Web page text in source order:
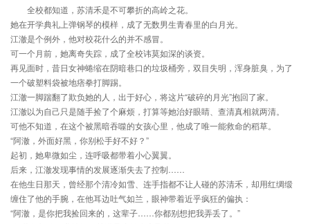
全校都知道，苏清禾是不可攀折的高岭之花。
她在开学典礼上弹钢琴的模样，成了无数男生青春里的白月光。
江澈是个例外，他对校花什么的并不感冒。
可一个月前，她离奇失踪，成了全校讳莫如深的谈资。
再见面时，昔日女神蜷缩在阴暗巷口的垃圾桶旁，双目失明，浑身脏臭，为了
一个破塑料袋被地痞拳打脚踢。
江澈一脚踹翻了欺负她的人，出于好心，将这片“破碎的月光”抱回了家。
江澈以为自己只是随手捡了个麻烦，打算等她治好眼睛、查清真相就两清。
可他不知道，在这个被黑暗吞噬的女孩心里，他成了唯一能救命的稻草。
“阿澈，外面好黑，你别松手好不好？”
起初，她卑微如尘，连呼吸都带着小心翼翼。
后来，江澈发现事情的发展逐渐失去了控制……
在他生日那天，曾经那个清冷如雪、连手指都不让人碰的苏清禾，却用红绸缎
缠住了他的手腕，在他耳边吐气如兰，眼神带着近乎疯狂的偏执：
“阿澈，是你把我捡回来的，这辈子……你都别想把我弄丢了。”